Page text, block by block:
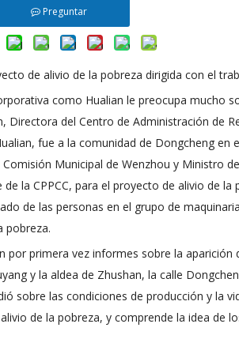
Preguntar
de alivio de la pobreza dirigida con el
como Hualian le preocupa mucho
Directora del Centro de Administración de
fue a la comunidad de Dongcheng en
Municipal de Wenzhou y Ministro
la CPPCC, para el proyecto de alivio de
de las personas en el grupo de
pobreza.
por primera vez informes sobre la aparición
y la aldea de Zhushan, la calle
sobre las condiciones de producción y la
de la pobreza, y comprende la idea de